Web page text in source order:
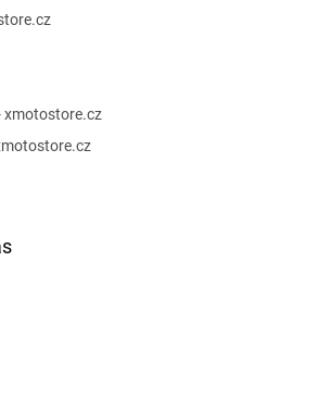
xmotostore.cz